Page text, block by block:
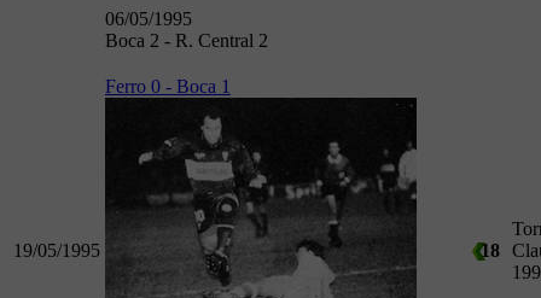
06/05/1995
Boca 2 - R. Central 2
19/05/1995
Ferro 0 - Boca 1
18